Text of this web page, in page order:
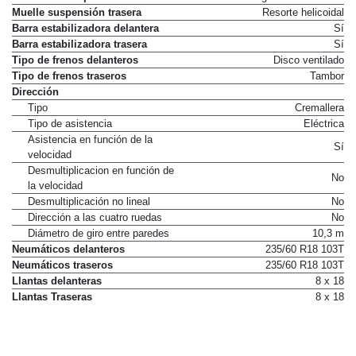
Estructura suspensión trasera
Paralelogramo deformable
Muelle suspensión trasera
Resorte helicoidal
Barra estabilizadora delantera
Sí
Barra estabilizadora trasera
Sí
Tipo de frenos delanteros
Disco ventilado
Tipo de frenos traseros
Dirección
Tipo
Cremallera
Tipo de asistencia
Asistencia en función de la
velocidad
Sí
Desmultiplicacion en función de
la velocidad
No
Desmultiplicación no lineal
No
Dirección a las cuatro ruedas
No
Diámetro de giro entre paredes
10,3 m
Neumáticos delanteros
235/60 R18 103T
Neumáticos traseros
235/60 R18 103T
Llantas delanteras
8 x 18